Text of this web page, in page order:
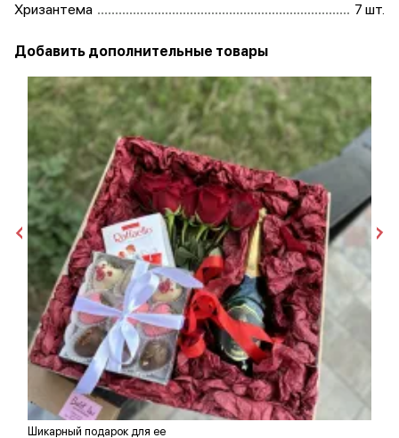
Хризантема 7 шт.
Добавить дополнительные товары
Шикарный подарок для ее